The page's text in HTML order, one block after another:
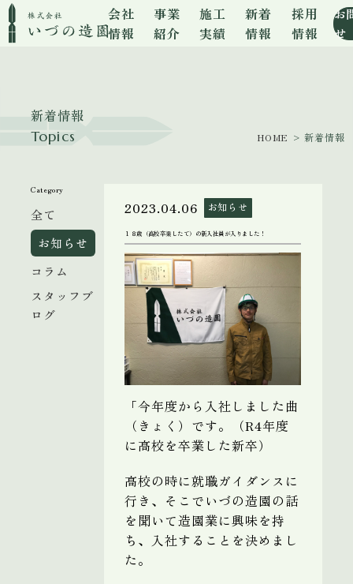
会社
情報
事業
紹介
施工
実績
新着
情報
採用
情報
お
せ
新着情報
Topics HOME > 新着情報
Category
全て
お知らせ
コラム
スタッフブ
ログ
2023.04.06 お知らせ
１８歳（高校卒業したて）の新入社員が入りました！
「今年度から入社しました曲
（きょく）です。（R4年度
に高校を卒業した新卒）
高校の時に就職ガイダンスに
行き、そこでいづの造園の話
を聞いて造園業に興味を持
ち、入社することを決めまし
た。